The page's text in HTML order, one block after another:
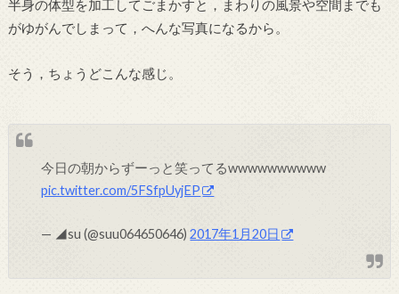
半身の体型を加工してごまかすと，まわりの風景や空間までも
がゆがんでしまって，へんな写真になるから。
そう，ちょうどこんな感じ。
今日の朝からずーっと笑ってるwwwwwwwwww
pic.twitter.com/5FSfpUyjEP
— ◢su (@suu064650646)2017年1月20日